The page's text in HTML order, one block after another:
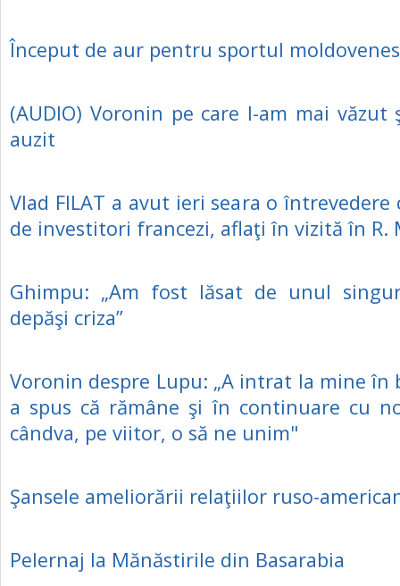
Început de aur pentru sportul
(AUDIO) Voronin pe care l-am mai văzut
auzit
Vlad FILAT a avut ieri seara o
de investitori francezi, aflaţi în vizită în R.
Ghimpu: „Am fost lăsat de unul
depăşi criza”
Voronin despre Lupu: „A intrat la mine în
a spus că rămâne şi în continuare cu
cândva, pe viitor, o să ne unim"
Şansele ameliorării relaţiilor ruso-
Pelernaj la Mănăstirile din Basarabia